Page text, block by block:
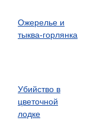
Ожерелье и
тыква-горлянка
Убийство в
цветочной
лодке